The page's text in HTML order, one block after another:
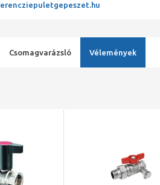
Csomagvarázsló Vélemények